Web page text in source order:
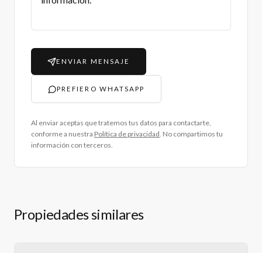
ENVIAR MENSAJE
PREFIERO WHATSAPP
Al enviar aceptas que tratemos tus datos para contactarte,
conforme a nuestra Política de privacidad. No compartimos tu
información con terceros.
Propiedades similares